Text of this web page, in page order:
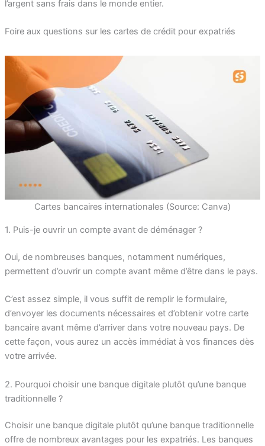
l’argent sans frais dans le monde entier.
Foire aux questions sur les cartes de crédit pour expatriés
Cartes bancaires internationales (Source: Canva)
1. Puis-je ouvrir un compte avant de déménager ?
Oui, de nombreuses banques, notamment numériques,
permettent d’ouvrir un compte avant même d’être dans le pays.
C’est assez simple, il vous suffit de remplir le formulaire,
d’envoyer les documents nécessaires et d’obtenir votre carte
bancaire avant même d’arriver dans votre nouveau pays. De
cette façon, vous aurez un accès immédiat à vos finances dès
votre arrivée.
2. Pourquoi choisir une banque digitale plutôt qu’une banque
traditionnelle ?
Choisir une banque digitale plutôt qu’une banque traditionnelle
offre de nombreux avantages pour les expatriés. Les banques